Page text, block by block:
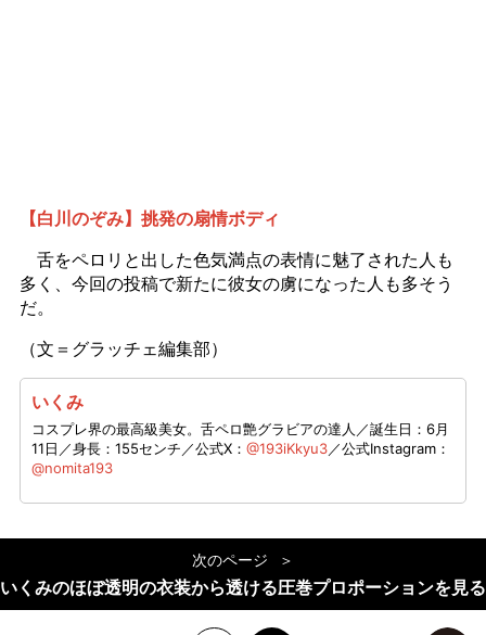
【白川のぞみ】挑発の扇情ボディ
舌をペロリと出した色気満点の表情に魅了された人も
多く、今回の投稿で新たに彼女の虜になった人も多そう
だ。
（文＝グラッチェ編集部）
いくみ
コスプレ界の最高級美女。舌ペロ艶グラビアの達人／誕生日：6月
11日／身長：155センチ／公式X： @193iKkyu3／公式Instagram：
@nomita193
次のページ
いくみのほぼ透明の衣装から透ける圧巻プロポーションを見る